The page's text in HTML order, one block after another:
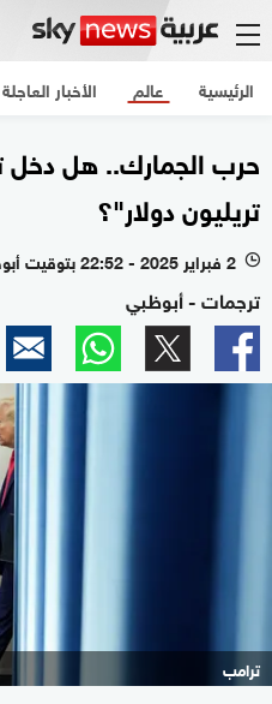
الرئيسية الأخبار العاجلة عالم
تريليون دولار"؟
l 2 فبراير 2025 - 22:52 بتوقيت أبوظبي
ترجمات - أبوظبي
ترامب